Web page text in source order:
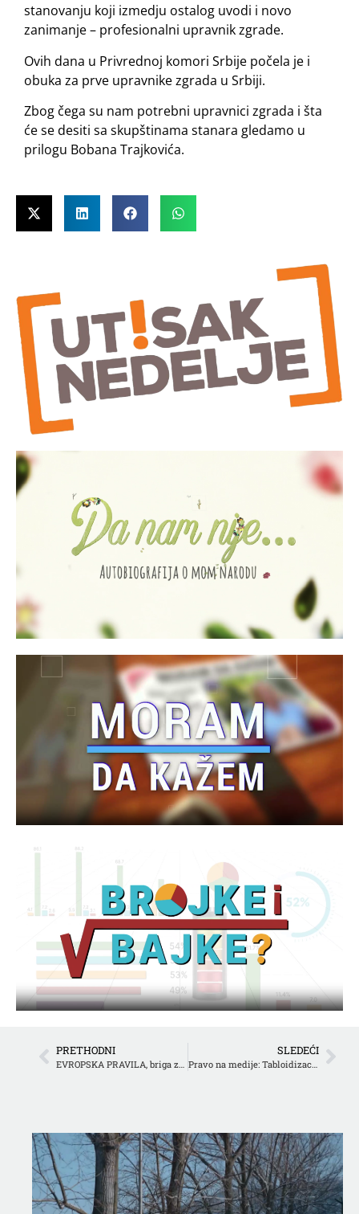
stanovanju koji izmedju ostalog uvodi i novo
zanimanje – profesionalni upravnik zgrade.
Ovih dana u Privrednoj komori Srbije počela je i
obuka za prve upravnike zgrada u Srbiji.
Zbog čega su nam potrebni upravnici zgrada i šta
će se desiti sa skupštinama stanara gledamo u
prilogu Bobana Trajkovića.
PRETHODNI SLEDEĆI
Pravo na medije: Tabloidizacija medija